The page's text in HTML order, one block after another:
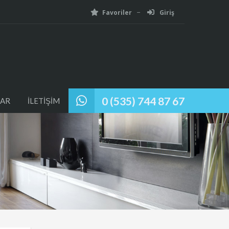
Favoriler Giriş
0 (535) 744 87 67
İLETİŞİM